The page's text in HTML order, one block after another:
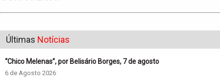
Últimas Notícias
“Chico Melenas”, por Belisário Borges, 7 de agosto
6 de Agosto 2026